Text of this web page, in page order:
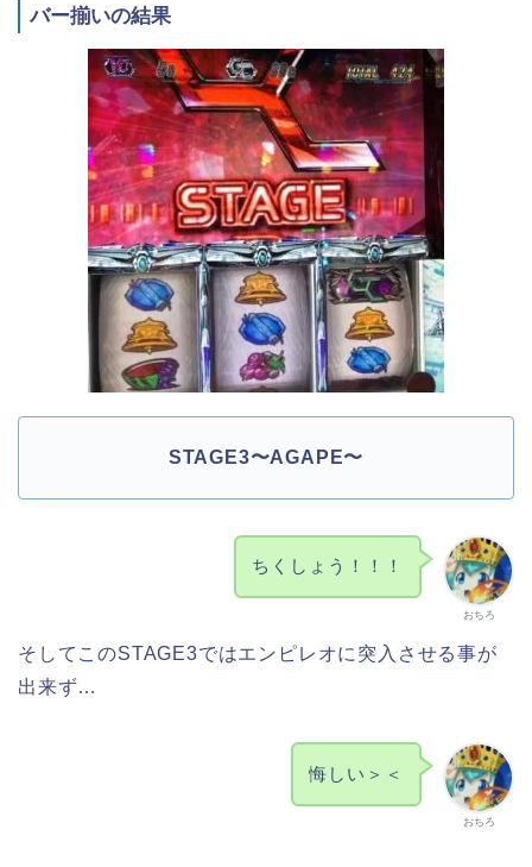
バー揃いの結果
STAGE3〜AGAPE〜
おちろ
ちくしょう！！！
そしてこのSTAGE3ではエンピレオに突入させる事が
出来ず…
おちろ
悔しい＞＜